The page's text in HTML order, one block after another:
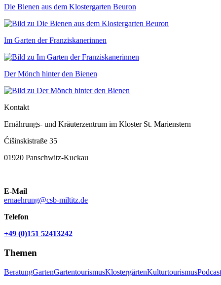
Die Bienen aus dem Klostergarten Beuron
Im Garten der Franziskanerinnen
Der Mönch hinter den Bienen
Kontakt
Ernährungs- und Kräuterzentrum im Kloster St. Marienstern
Ćišinskistraße 35
01920 Panschwitz-Kuckau
E-Mail
ernaehrung@csb-miltitz.de
Telefon
+49 (0)151 52413242
Themen
BeratungGartenGartentourismusKlostergärtenKulturtourismusPodcast